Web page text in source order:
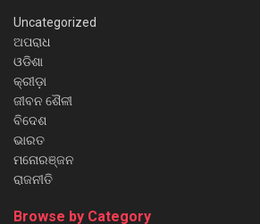
Uncategorized
ଅପରାଧ
ଓଡିଶା
କ୍ରୀଡ଼ା
ଜୀବନ ଶୈଳୀ
ବିଦେଶ
ଭାରତ
ମନୋରଞ୍ଜନ
ରାଜନୀତି
Browse by Category